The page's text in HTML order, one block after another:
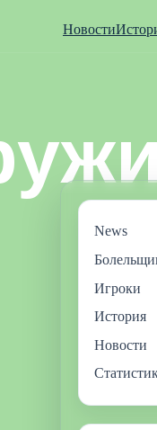
Новости
News
Игроки
История
Новости